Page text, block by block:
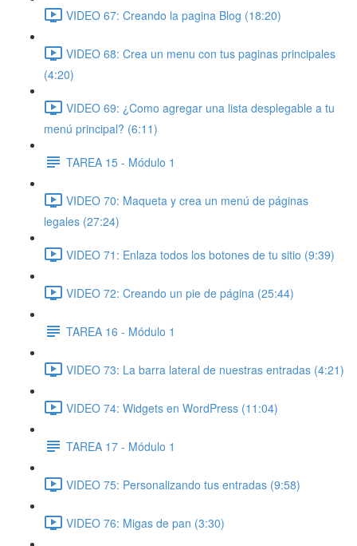
VIDEO 67: Creando la pagina Blog (18:20)
VIDEO 68: Crea un menu con tus paginas principales
(4:20)
VIDEO 69: ¿Como agregar una lista desplegable a tu
menú principal? (6:11)
TAREA 15 - Módulo 1
VIDEO 70: Maqueta y crea un menú de páginas
legales (27:24)
VIDEO 71: Enlaza todos los botones de tu sitio (9:39)
VIDEO 72: Creando un pie de página (25:44)
TAREA 16 - Módulo 1
VIDEO 73: La barra lateral de nuestras entradas (4:21)
VIDEO 74: Widgets en WordPress (11:04)
TAREA 17 - Módulo 1
VIDEO 75: Personalizando tus entradas (9:58)
VIDEO 76: Migas de pan (3:30)